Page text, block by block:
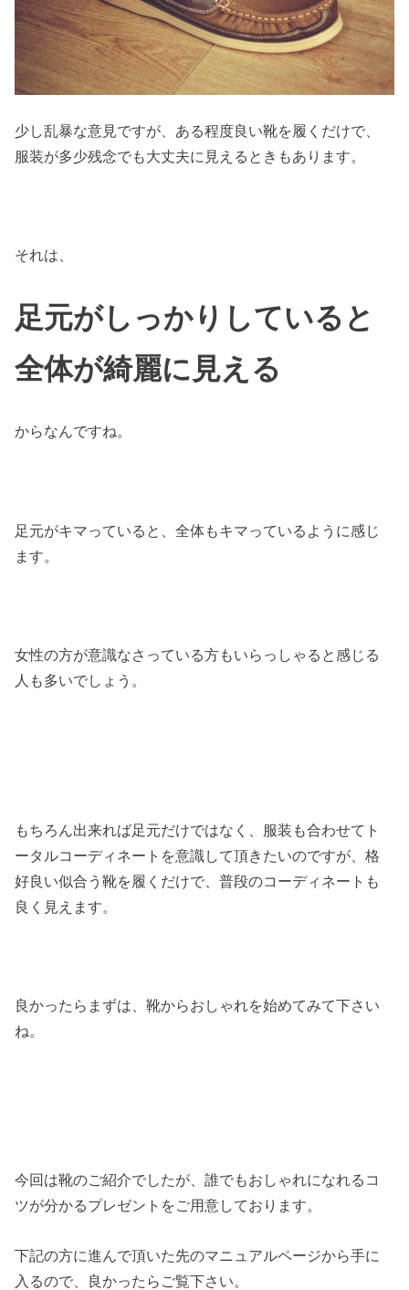
少し乱暴な意見ですが、ある程度良い靴を履くだけで、
服装が多少残念でも大丈夫に見えるときもあります。
それは、
足元がしっかりしていると
全体が綺麗に見える
からなんですね。
足元がキマっていると、全体もキマっているように感じ
ます。
女性の方が意識なさっている方もいらっしゃると感じる
人も多いでしょう。
もちろん出来れば足元だけではなく、服装も合わせてト
ータルコーディネートを意識して頂きたいのですが、格
好良い似合う靴を履くだけで、普段のコーディネートも
良く見えます。
良かったらまずは、靴からおしゃれを始めてみて下さい
ね。
今回は靴のご紹介でしたが、誰でもおしゃれになれるコ
ツが分かるプレゼントをご用意しております。
下記の方に進んで頂いた先のマニュアルページから手に
入るので、良かったらご覧下さい。